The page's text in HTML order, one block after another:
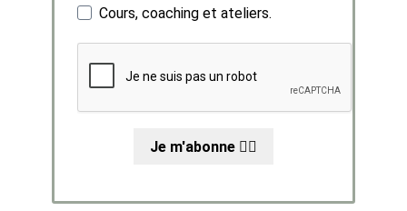
Cours, coaching et ateliers.
Je m'abonne ✌🏼